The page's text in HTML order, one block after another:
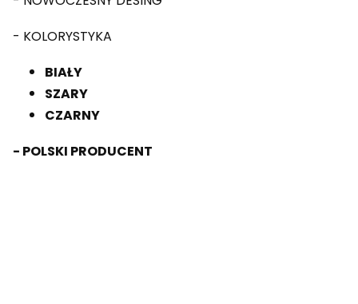
- KOLORYSTYKA
BIAŁY
SZARY
CZARNY
- POLSKI PRODUCENT